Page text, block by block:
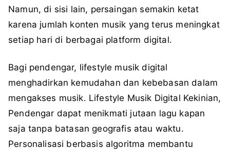
Namun, di sisi lain, persaingan semakin ketat
karena jumlah konten musik yang terus meningkat
setiap hari di berbagai platform digital.
Bagi pendengar, lifestyle musik digital
menghadirkan kemudahan dan kebebasan dalam
mengakses musik. Lifestyle Musik Digital Kekinian,
Pendengar dapat menikmati jutaan lagu kapan
saja tanpa batasan geografis atau waktu.
Personalisasi berbasis algoritma membantu